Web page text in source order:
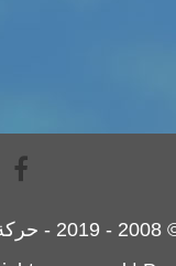
الأرثوذكسيّة - جميع الحقوق محفوظة